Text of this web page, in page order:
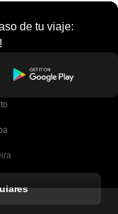
de tu viaje: